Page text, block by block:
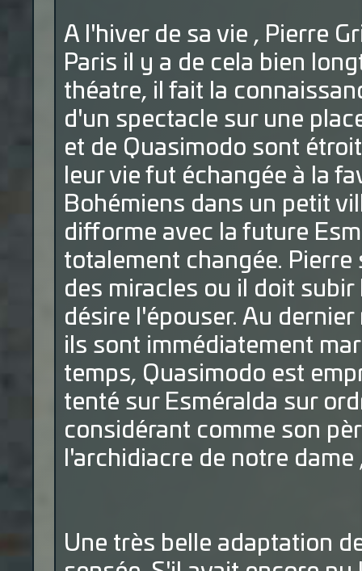
A l'hiver de sa vie , Pierre
Paris il y a de cela bien
théatre, il fait la
d'un spectacle sur une
et de Quasimodo sont
leur vie fut échangée à la
Bohémiens dans un petit
difforme avec la future
totalement changée. Pierre
des miracles ou il doit
désire l'épouser. Au
ils sont immédiatement
temps, Quasimodo est
tenté sur Esméralda sur
considérant comme son
l'archidiacre de notre dame
Une très belle adaptation